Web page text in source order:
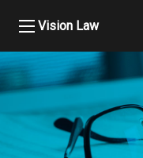
Vision Law